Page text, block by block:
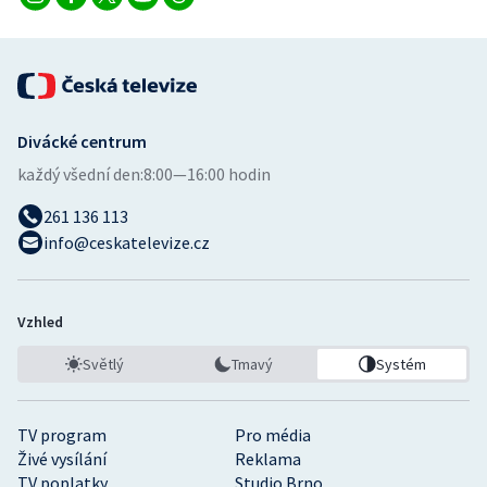
TV program
Pro média
Živé vysílání
Reklama
TV poplatky
Studio Brno
Divácké centrum
každý všední den:8:00—16:00 hodin
261 136 113
info@ceskatelevize.cz
Vzhled
Světlý Tmavý Systém